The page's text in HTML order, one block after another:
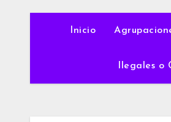
Inicio
Ilegales o